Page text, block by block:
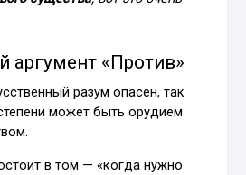
аргумент «Против»
разум опасен, так
может быть орудием
в том — «когда нужно